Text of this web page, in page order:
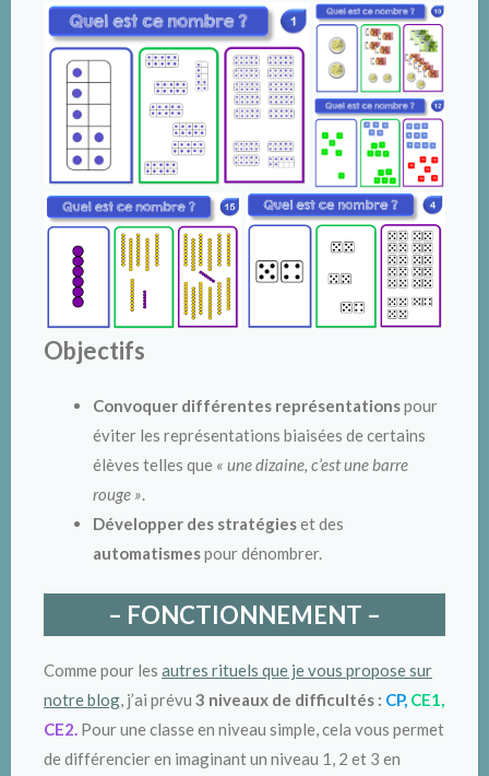
Objectifs
Convoquer différentes représentationspour
éviter les représentations biaisées de certains
élèves telles que « une dizaine, c’est une barre
rouge ».
Développer des stratégieset des
automatismespour dénombrer.
– FONCTIONNEMENT –
Comme pour les autres rituels que je vous propose sur
notre blog, j’ai prévu 3 niveaux de difficultés : CP, CE1,
CE2. Pour une classe en niveau simple, cela vous permet
de différencier en imaginant un niveau 1, 2 et 3 en